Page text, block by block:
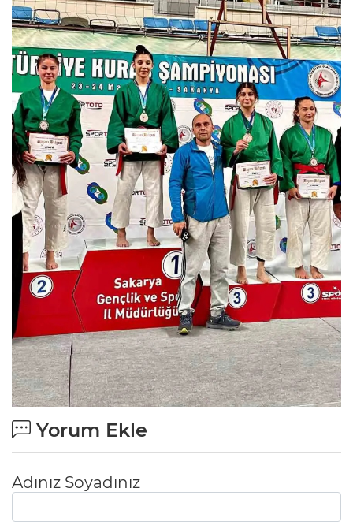
Yorum Ekle
Adınız Soyadınız